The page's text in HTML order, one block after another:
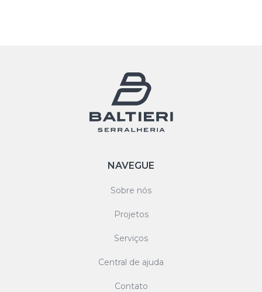
NAVEGUE
Sobre nós
Projetos
Serviços
Central de ajuda
Contato